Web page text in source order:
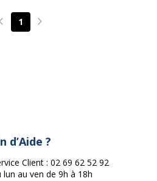
Page précédente
1 Page suivante
d’Aide ?
Client : 02 69 62 52 92
lun au ven de 9h à 18h